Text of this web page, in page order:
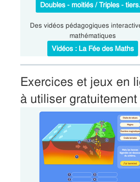
Doubles - moitiés / Triples -
Des vidéos pédagogiques
mathématiques
Vidéos : La Fée des Maths
Exercices et jeux en
à utiliser gratuitement